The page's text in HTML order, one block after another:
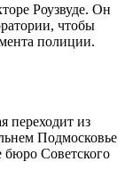
Роузвуде. Он
чтобы
полиции.
переходит из
Подмосковье
Советского